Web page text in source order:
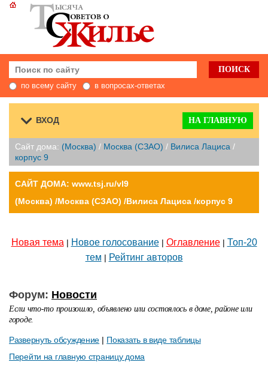
по всему сайту в вопросах-ответах
ВХОД НА ГЛАВНУЮ
Сайт дома: (Москва) / Москва (СЗАО) / Вилиса Лациса /
корпус 9
САЙТ ДОМА: www.tsj.ru/vl9
(Москва) /Москва (СЗАО) /Вилиса Лациса /корпус 9
Новая тема | Новое голосование| Оглавление| Топ-20
тем | Рейтинг авторов
Форум: Новости
Если что-то произошло, объявлено или состоялось в доме, районе или
городе.
Развернуть обсуждение | Показать в виде таблицы
Перейти на главную страницу дома